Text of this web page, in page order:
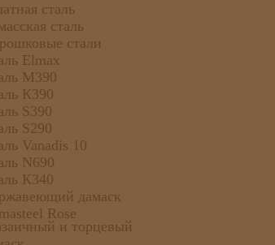
сталь
сталь
стали
Elmax
М390
К390
S390
S290
Vanadis 10
N690
К340
дамаск
Rose
и торцевый